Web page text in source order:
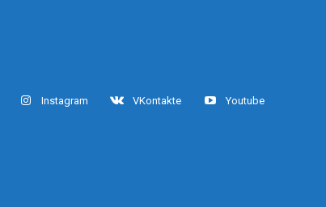
Instagram VKontakte Youtube